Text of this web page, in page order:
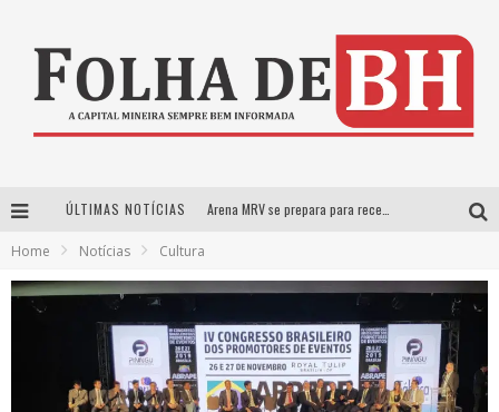
ÚLTIMAS NOTÍCIAS
VIASHOPPING CELEBRA O DIA DOS PAIS COM AÇÃO COMPROU-GANHOU EXCLUSIVA
Boulevard Shopping promove sessões de cinema inclusivas com Moana e Minions & Monstros, dias 25 e 29 de julho
Home Notícias Cultura